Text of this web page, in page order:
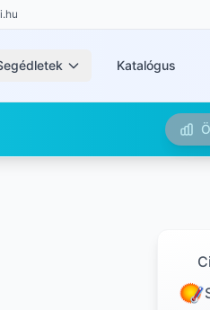
Katalógus